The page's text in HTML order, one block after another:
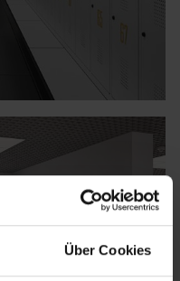
Über Cookies